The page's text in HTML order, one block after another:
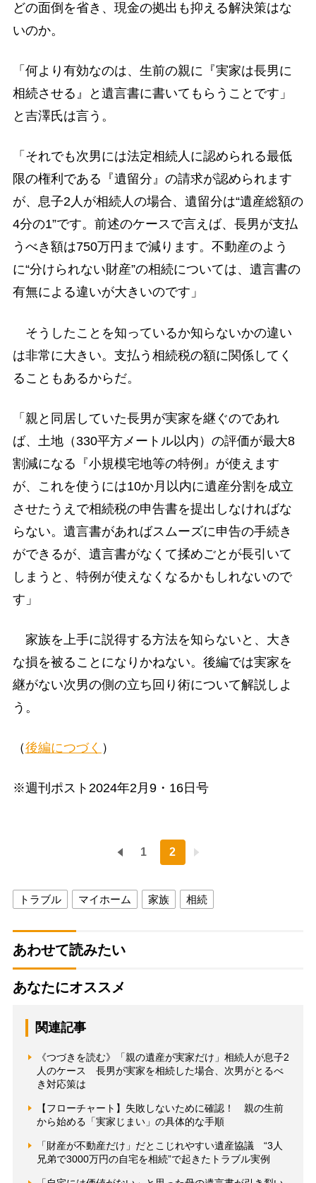
どの面倒を省き、現金の拠出も抑える解決策はな
いのか。
「何より有効なのは、生前の親に『実家は長男に
相続させる』と遺言書に書いてもらうことです」
と吉澤氏は言う。
「それでも次男には法定相続人に認められる最低
限の権利である『遺留分』の請求が認められます
が、息子2人が相続人の場合、遺留分は“遺産総額の
4分の1”です。前述のケースで言えば、長男が支払
うべき額は750万円まで減ります。不動産のよう
に“分けられない財産”の相続については、遺言書の
有無による違いが大きいのです」
そうしたことを知っているか知らないかの違い
は非常に大きい。支払う相続税の額に関係してく
ることもあるからだ。
「親と同居していた長男が実家を継ぐのであれ
ば、土地（330平方メートル以内）の評価が最大8
割減になる『小規模宅地等の特例』が使えます
が、これを使うには10か月以内に遺産分割を成立
させたうえで相続税の申告書を提出しなければな
らない。遺言書があればスムーズに申告の手続き
ができるが、遺言書がなくて揉めごとが長引いて
しまうと、特例が使えなくなるかもしれないので
す」
家族を上手に説得する方法を知らないと、大き
な損を被ることになりかねない。後編では実家を
継がない次男の側の立ち回り術について解説しよ
う。
（後編につづく ）
※週刊ポスト2024年2月9・16日号
1 2
トラブル マイホーム 家族 相続
あわせて読みたい
あなたにオススメ
関連記事
《つづきを読む》「親の遺産が実家だけ」相続人が息子2
人のケース 長男が実家を相続した場合、次男がとるべ
き対応策は
【フローチャート】失敗しないために確認！ 親の生前
から始める「実家じまい」の具体的な手順
「財産が不動産だけ」だとこじれやすい遺産協議 “3人
兄弟で3000万円の自宅を相続”で起きたトラブル実例